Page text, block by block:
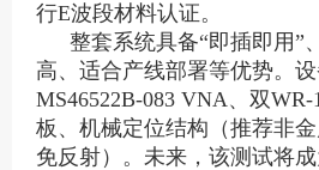
行E波段材料认证。
整套系统具备“即插即用”
高、适合产线部署等优势。设
MS46522B-083 VNA、双
板、机械定位结构（推荐非
免反射）。未来，该测试将